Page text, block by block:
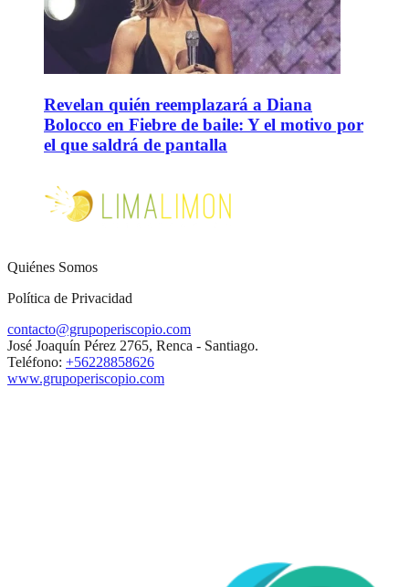
Revelan quién reemplazará a Diana
Bolocco en Fiebre de baile: Y el motivo por
el que saldrá de pantalla
Quiénes Somos
Política de Privacidad
contacto@grupoperiscopio.com
José Joaquín Pérez 2765, Renca - Santiago.
Teléfono: +56228858626
www.grupoperiscopio.com